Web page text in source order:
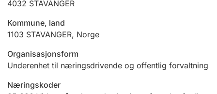
Ektepaktveileder
Offentlig sektor
4032 STAVANGER
Kommune, land
1103 STAVANGER, Norge
Organisasjonsform
Underenhet til næringsdrivende og offentlig forvaltning
Næringskoder